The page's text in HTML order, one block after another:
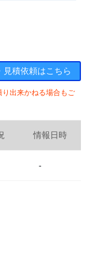
積依頼はこちら
出来かねる場合もご
情報日時
-